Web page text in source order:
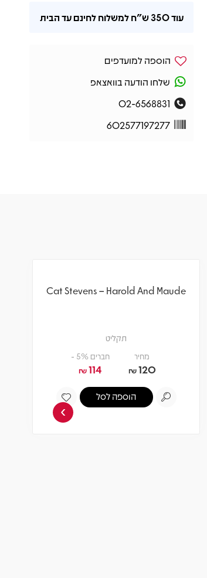
עוד350 ש"ח למשלוח לחינם עד הבית
הוספה למועדפים
שלחו הודעה בוואצאפ
02-6568831
602577197277
›